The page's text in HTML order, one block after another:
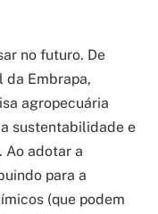
no futuro. De
da Embrapa,
agropecuária
sustentabilidade e
Ao adotar a
para a
(que podem